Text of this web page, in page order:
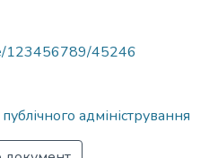
123456789/45246
адміністрування